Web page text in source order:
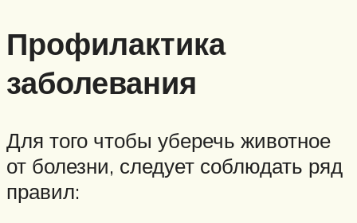
Профилактика
заболевания
Для того чтобы уберечь животное
от болезни, следует соблюдать ряд
правил: